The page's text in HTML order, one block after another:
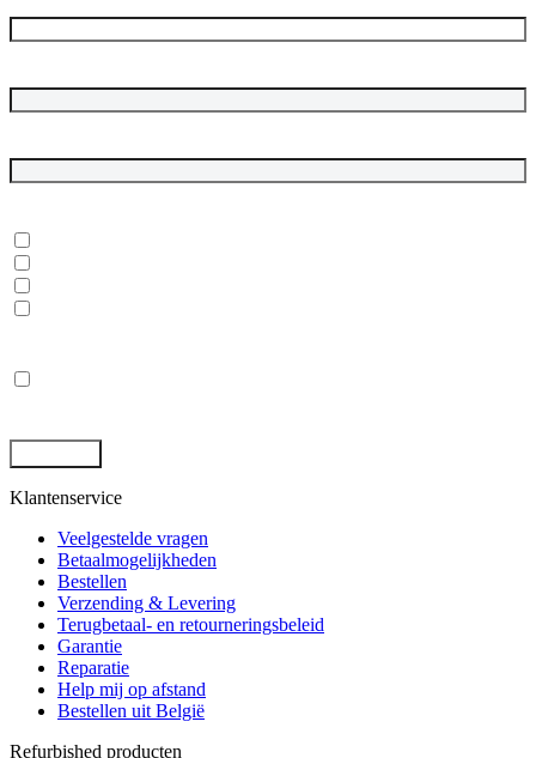
Privacy
Klantenservice
Veelgestelde vragen
Betaalmogelijkheden
Bestellen
Verzending & Levering
Terugbetaal- en retourneringsbeleid
Garantie
Reparatie
Help mij op afstand
Bestellen uit België
Refurbished producten